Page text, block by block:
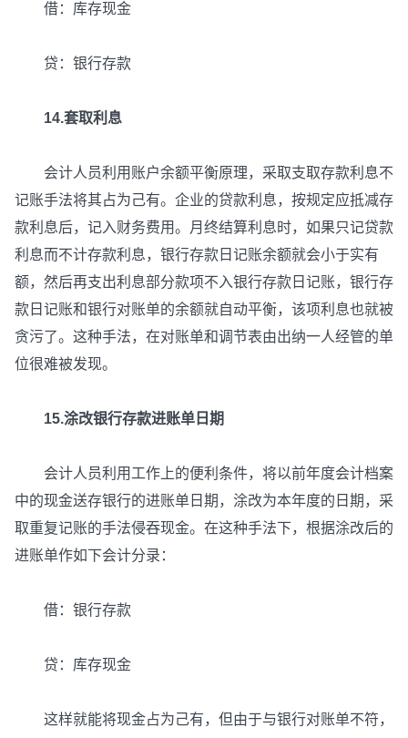
借：库存现金
贷：银行存款
14.套取利息
会计人员利用账户余额平衡原理，采取支取存款利息不
记账手法将其占为己有。企业的贷款利息，按规定应抵减存
款利息后，记入财务费用。月终结算利息时，如果只记贷款
利息而不计存款利息，银行存款日记账余额就会小于实有
额，然后再支出利息部分款项不入银行存款日记账，银行存
款日记账和银行对账单的余额就自动平衡，该项利息也就被
贪污了。这种手法，在对账单和调节表由出纳一人经管的单
位很难被发现。
15.涂改银行存款进账单日期
会计人员利用工作上的便利条件，将以前年度会计档案
中的现金送存银行的进账单日期，涂改为本年度的日期，采
取重复记账的手法侵吞现金。在这种手法下，根据涂改后的
进账单作如下会计分录：
借：银行存款
贷：库存现金
这样就能将现金占为己有，但由于与银行对账单不符，